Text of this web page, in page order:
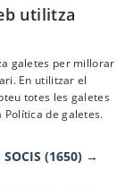
utilitza
galetes per millorar
En utilitzar el
totes les galetes
Política de galetes.
SOCIS (1650) →